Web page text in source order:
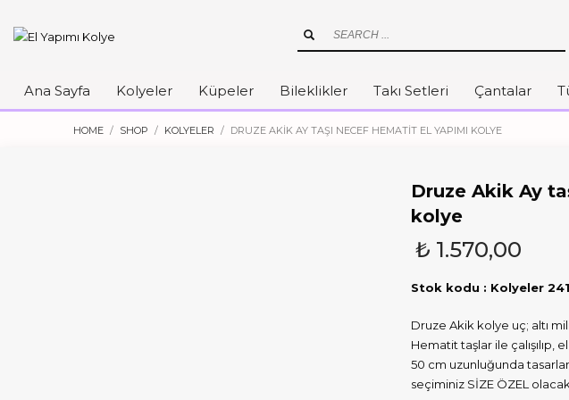
Ana Sayfa Kolyeler Küpeler Bileklikler Takı Setleri Çantalar
HOME SHOP KOLYELER DRUZE AKIK AY TAŞI NECEF HEMATIT EL YAPIMI KOLYE
Druze Akik Ay
kolye
₺ 1.570,00
Stok kodu : Kolyeler
Druze Akik kolye uç; altı
Hematit taşlar ile çalışılıp,
50 cm uzunluğunda
seçiminiz SİZE ÖZEL